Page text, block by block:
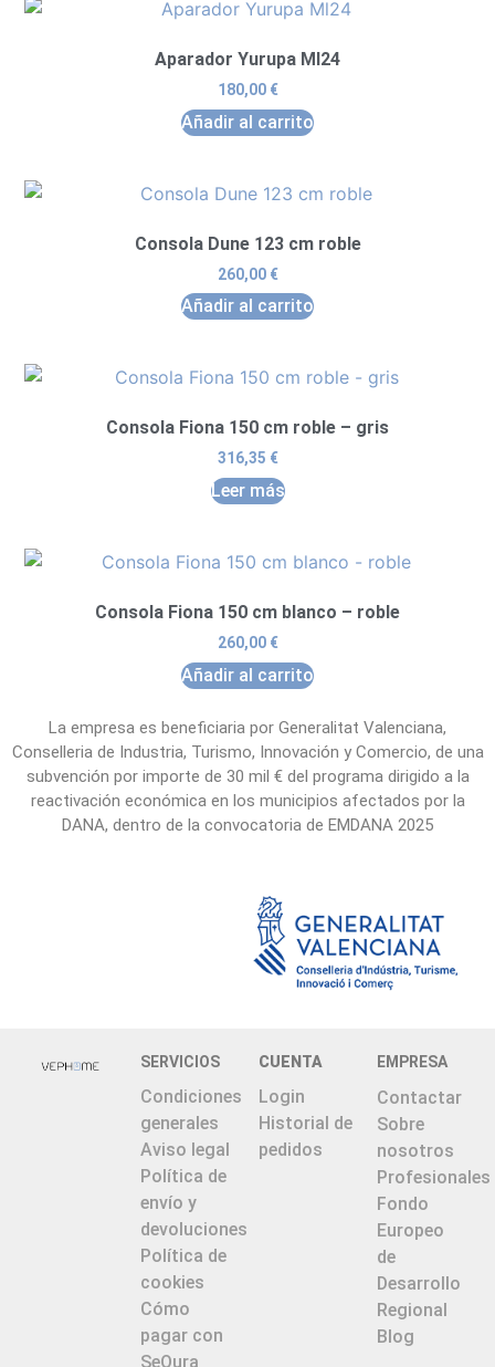
Aparador Yurupa Ml24
180,00 €
Añadir al carrito
Consola Dune 123 cm roble
260,00 €
Añadir al carrito
Consola Fiona 150 cm roble – gris
316,35 €
Leer más
Consola Fiona 150 cm blanco – roble
260,00 €
Añadir al carrito
La empresa es beneficiaria por Generalitat Valenciana,
Conselleria de Industria, Turismo, Innovación y Comercio, de una
subvención por importe de 30 mil € del programa dirigido a la
reactivación económica en los municipios afectados por la
DANA, dentro de la convocatoria de EMDANA 2025
SERVICIOS
Condiciones
generales
Aviso legal
Política de
envío y
devoluciones
Política de
cookies
Cómo
pagar con
SeQura
CUENTA
Login
Historial de
pedidos
EMPRESA
Contactar
Sobre
nosotros
Profesionales
Fondo
Europeo
de
Desarrollo
Regional
Blog